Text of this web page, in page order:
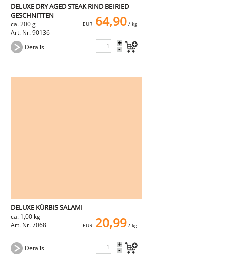
DELUXE DRY AGED STEAK RIND BEIRIED
GESCHNITTEN
ca. 200 g
Art. Nr. 90136
EUR 64,90/ kg
Details +
-
DELUXE KÜRBIS SALAMI
ca. 1,00 kg
Art. Nr. 7068
EUR 20,99/ kg
Details +
-